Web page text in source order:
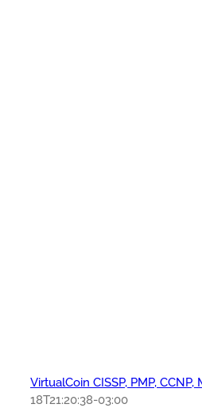
VirtualCoin CISSP, PMP, CCNP,
18T21:20:38-03:00